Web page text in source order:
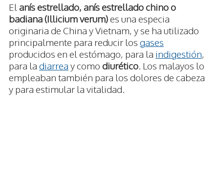
El anís estrellado, anís estrellado chino o
badiana (Illicium verum)es una especia
originaria de China y Vietnam, y se ha utilizado
principalmente para reducir los gases
producidos en el estómago, para la indigestión,
para la diarrea y como diurético . Los malayos lo
empleaban también para los dolores de cabeza
y para estimular la vitalidad.